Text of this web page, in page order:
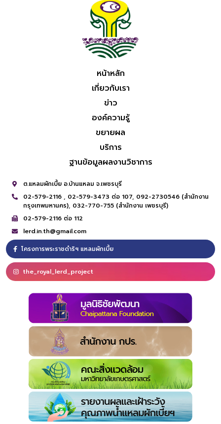
หน้าหลัก
เกี่ยวกับเรา
ข่าว
องค์ความรู้
ขยายผล
บริการ
ฐานข้อมูลผลงานวิชาการ
ต.แหลมผักเบี้ย อ.บ้านแหลม จ.เพชรบุรี
02-579-2116 , 02-579-3473 ต่อ 107, 092-2730546 (สำนักงาน
กรุงเทพมหานคร), 032-770-755 (สำนักงาน เพชรบุรี)
02-579-2116 ต่อ 112
lerd.in.th@gmail.com
โครงการพระราชดำริฯ แหลมผักเบี้ย
the_royal_lerd_project